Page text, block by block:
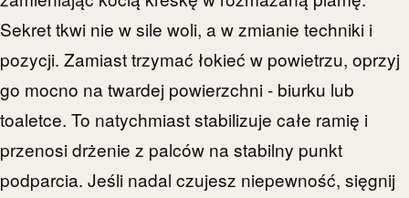
Sekret tkwi nie w sile woli, a w zmianie techniki i
pozycji. Zamiast trzymać łokieć w powietrzu, oprzyj
go mocno na twardej powierzchni - biurku lub
toaletce. To natychmiast stabilizuje całe ramię i
przenosi drżenie z palców na stabilny punkt
podparcia. Jeśli nadal czujesz niepewność, sięgnij